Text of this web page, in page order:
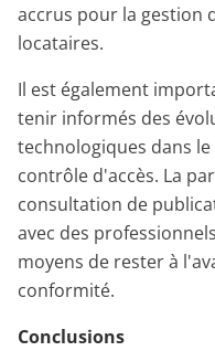
accrus pour la gestion
locataires.
Il est également
tenir informés des
technologiques dans
contrôle d'accès. La
consultation de
avec des
moyens de rester à
conformité.
Conclusions